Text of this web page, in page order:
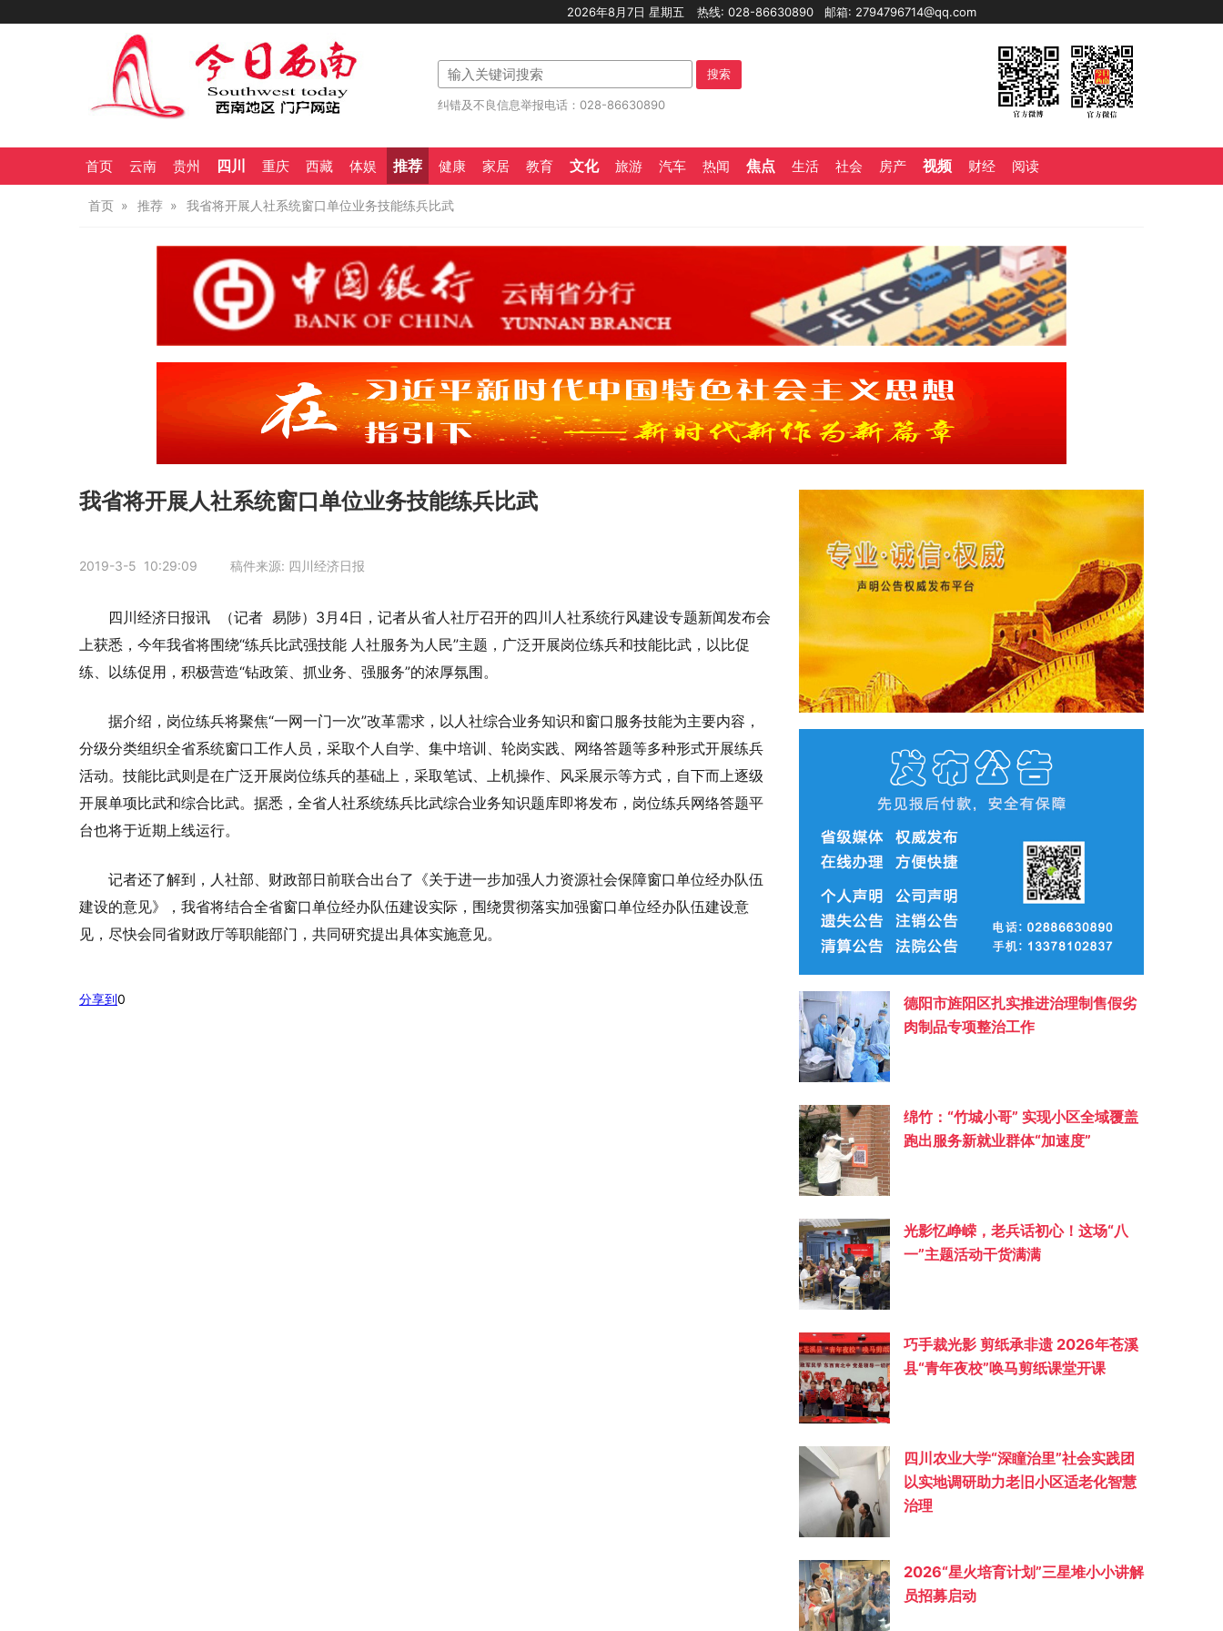
2026年8月7日 星期五 热线: 028-86630890 邮箱: 2794796714@qq.com
搜索
纠错及不良信息举报电话：028-86630890
首页 云南 贵州 四川 重庆 西藏 体娱 推荐 健康 家居 教育 文化 旅游 汽车 热闻 焦点 生活 社会 房产 视频 财经 阅读
首页 推荐 我省将开展人社系统窗口单位业务技能练兵比武
我省将开展人社系统窗口单位业务技能练兵比武
2019-3-5 10:29:09 稿件来源: 四川经济日报
四川经济日报讯 （记者 易陟）3月4日，记者从省人社厅召开的四川人社系统行风建设专题新闻发布会
上获悉，今年我省将围绕“练兵比武强技能 人社服务为人民”主题，广泛开展岗位练兵和技能比武，以比促
练、以练促用，积极营造“钻政策、抓业务、强服务”的浓厚氛围。
据介绍，岗位练兵将聚焦“一网一门一次”改革需求，以人社综合业务知识和窗口服务技能为主要内容，
分级分类组织全省系统窗口工作人员，采取个人自学、集中培训、轮岗实践、网络答题等多种形式开展练兵
活动。技能比武则是在广泛开展岗位练兵的基础上，采取笔试、上机操作、风采展示等方式，自下而上逐级
开展单项比武和综合比武。据悉，全省人社系统练兵比武综合业务知识题库即将发布，岗位练兵网络答题平
台也将于近期上线运行。
记者还了解到，人社部、财政部日前联合出台了《关于进一步加强人力资源社会保障窗口单位经办队伍
建设的意见》，我省将结合全省窗口单位经办队伍建设实际，围绕贯彻落实加强窗口单位经办队伍建设意
见，尽快会同省财政厅等职能部门，共同研究提出具体实施意见。
分享到0
德阳市旌阳区扎实推进治理制售假劣
肉制品专项整治工作
绵竹：“竹城小哥” 实现小区全域覆盖
跑出服务新就业群体“加速度”
光影忆峥嵘，老兵话初心！这场“八
一”主题活动干货满满
巧手裁光影 剪纸承非遗 2026年苍溪
县“青年夜校”唤马剪纸课堂开课
四川农业大学“深瞳治里”社会实践团
以实地调研助力老旧小区适老化智慧
治理
2026“星火培育计划”三星堆小小讲解
员招募启动